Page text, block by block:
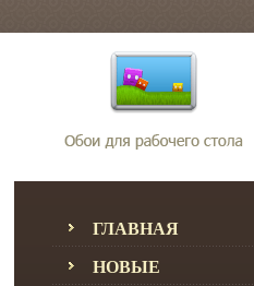
ГЛАВНАЯ
НОВЫЕ